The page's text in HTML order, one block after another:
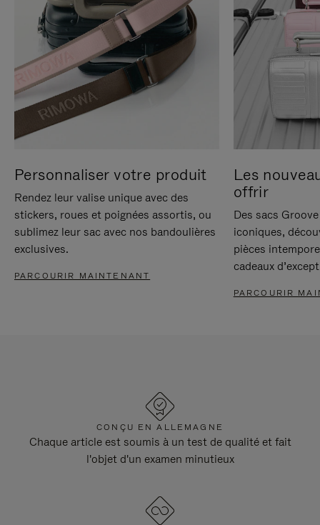
Personnaliser votre produit
Rendez leur valise unique avec des
stickers, roues et poignées assortis, ou
sublimez leur sac avec nos bandoulières
exclusives.
PARCOURIR MAINTENANT
Les
offrir
Des sacs
iconiques,
pièces
cadeaux
PARCOURIR
CONÇU EN ALLEMAGNE
Chaque article est soumis à un test de qualité et fait
l'objet d'un examen minutieux